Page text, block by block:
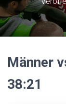
Männer
38:21